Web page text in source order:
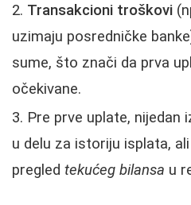
Transakcioni troškovi
uzimaju posredničke
sume, što znači da prva
očekivane.
Pre prve uplate, nijedan
u delu za istoriju isplata,
pregled tekućeg bilansa u